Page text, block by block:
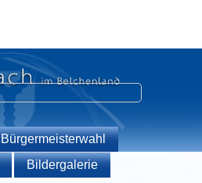
Bürgermeisterwahl
Bildergalerie